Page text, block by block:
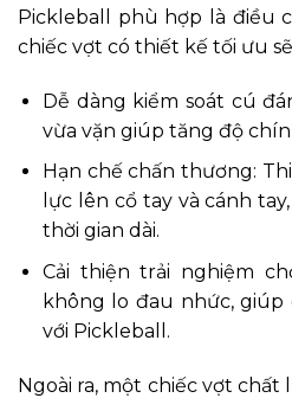
Pickleball phù hợp là điều
chiếc vợt có thiết kế tối ưu
Dễ dàng kiểm soát cú
vừa vặn giúp tăng độ
Hạn chế chấn thương:
lực lên cổ tay và cánh
thời gian dài.
Cải thiện trải nghiệm
không lo đau nhức,
với Pickleball.
Ngoài ra, một chiếc vợt